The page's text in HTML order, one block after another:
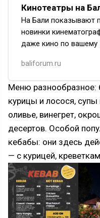
Кинотеатры на
На Бали показывают
новинки
даже кино по вашему
и стандартные залы,
кинотеатры под
и камерные кин…
baliforum.ru
Меню
курицы и лосося,
оливье, винегрет,
десертов. Особой
кебабы: они здесь
— с курицей,